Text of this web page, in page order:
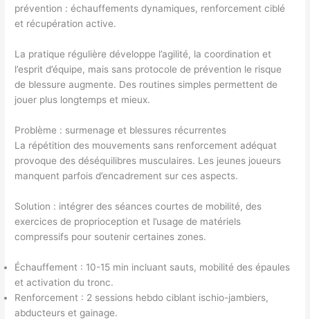
prévention : échauffements dynamiques, renforcement ciblé
et récupération active.
La pratique régulière développe l’agilité, la coordination et
l’esprit d’équipe, mais sans protocole de prévention le risque
de blessure augmente. Des routines simples permettent de
jouer plus longtemps et mieux.
Problème : surmenage et blessures récurrentes
La répétition des mouvements sans renforcement adéquat
provoque des déséquilibres musculaires. Les jeunes joueurs
manquent parfois d’encadrement sur ces aspects.
Solution : intégrer des séances courtes de mobilité, des
exercices de proprioception et l’usage de matériels
compressifs pour soutenir certaines zones.
Échauffement : 10-15 min incluant sauts, mobilité des épaules
et activation du tronc.
Renforcement : 2 sessions hebdo ciblant ischio-jambiers,
abducteurs et gainage.